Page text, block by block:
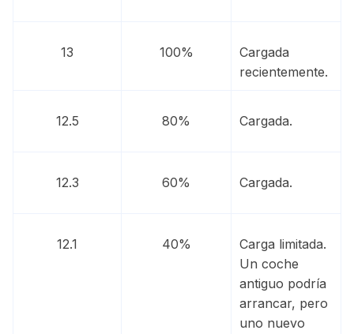
13 100%
Cargada
recientemente.
12.5 80% Cargada.
12.3 60% Cargada.
12.1 40%
Carga limitada.
Un coche
antiguo podría
arrancar, pero
uno nuevo